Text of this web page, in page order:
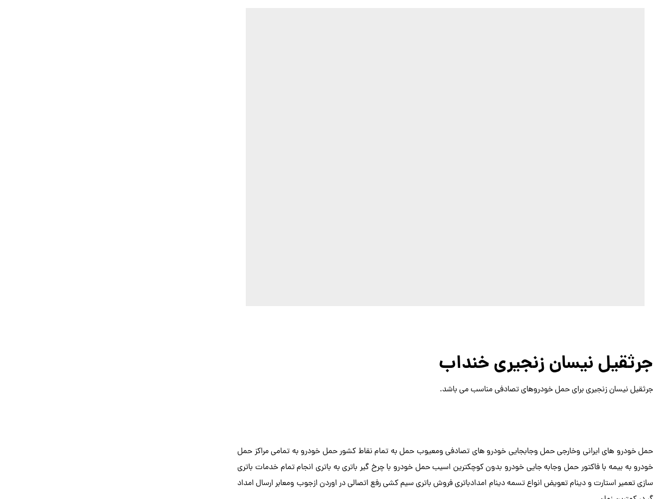
جرثقیل نیسان زنجیری خنداب
جرثقیل نیسان زنجیری برای حمل خودروهای تصادفی مناسب می باشد.
حمل خودرو های ایرانی وخارجی حمل وجابجایی خودرو های تصادفی ومعیوب حمل به تمام نقاط کشور حمل خودرو به تمامی مراکز حمل
خودرو به بیمه با فاکتور حمل وجابه جایی خودرو بدون کوچکترین اسیب حمل خودرو با چرخ گیر باتری به باتری انجام تمام خدمات باتری
سازی تعمیر استارت و دینام تعویض انواع تسمه دینام امدادباتری فروش باتری سیم کشی رفع اتصالی در اوردن ازجوب ومعابر ارسال امداد